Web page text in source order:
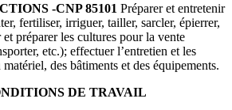
-CNP 85101 Préparer et entretenir
fertiliser, irriguer, tailler, sarcler, épierrer,
préparer les cultures pour la vente
etc.); effectuer l’entretien et les
des bâtiments et des équipements.
DE TRAVAIL